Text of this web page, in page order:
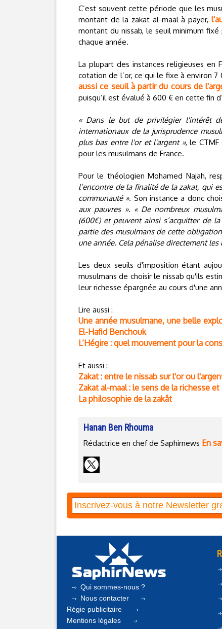
C’est souvent cette période que les
montant de la zakat al-maal à payer,
montant du nissab, le seuil minimum
chaque année.
La plupart des instances religieuses en
cotation de l’or, ce qui le fixe à environ
aussi ce seuil à partir du cours de
puisqu’il est évalué à 600 € en cette fin
« Dans le but de privilégier l'intérêt
internationaux de la jurisprudence
plus bas entre l'or et l'argent », le
pour les musulmans de France.
Pour le théologien Mohamed Najah,
l’encontre de la finalité de la zakat, qui
communauté ». Son instance a donc
aux pauvres ». « De nombreux
(600€) et peuvent ainsi s’acquitter de
partie des musulmans de cette
une année. Cela pénalise directement les
Les deux seuils d'imposition étant
musulmans de choisir le nissab qu'ils
leur richesse épargnée au cours d'une
Lire aussi :
Une année musulmane, une belle
El-Hafid Benchouk
L’Hégire : quel mouvement pour la
Et aussi :
Zakat : entre le nissab sur l'or ou
Zakat al-maal : le sens de la richesse
La philosophie de la zakât
Hanan Ben Rhouma
Rédactrice en chef de Saphirnews En
Qui sommes-nous ?
Nous contacter
Régie publicitaire
Mentions légales